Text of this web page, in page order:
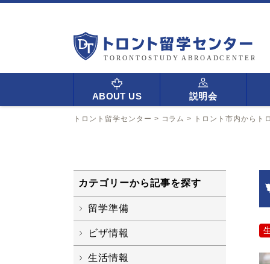
ABOUT US 説明会
トロント留学センター > コラム > トロント市内からト
カテゴリーから記事を探す
留学準備
ビザ情報
生活情報